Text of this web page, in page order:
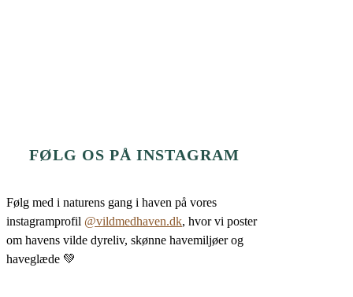
FØLG OS PÅ INSTAGRAM
Følg med i naturens gang i haven på vores
instagramprofil @vildmedhaven.dk, hvor vi poster
om havens vilde dyreliv, skønne havemiljøer og
haveglæde 💚